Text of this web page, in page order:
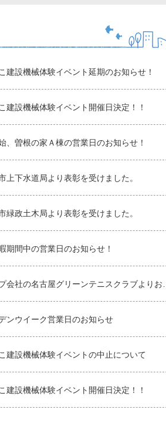
建設機械体験イベント延期のお知らせ！
建設機械体験イベント開催日決定！！
、曽根の家Ａ棟の営業日のお知らせ！
上下水道局より表彰を受けました。
緑政土木局より表彰を受けました。
期間中の営業日のお知らせ！
ンウイーク営業日のお知らせ
建設機械体験イベントの中止について
建設機械体験イベント開催日決定！！